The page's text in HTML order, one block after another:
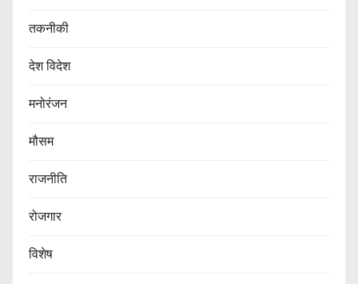
तकनीकी
देश विदेश
मनोरंजन
मौसम
राजनीति
रोजगार
विशेष